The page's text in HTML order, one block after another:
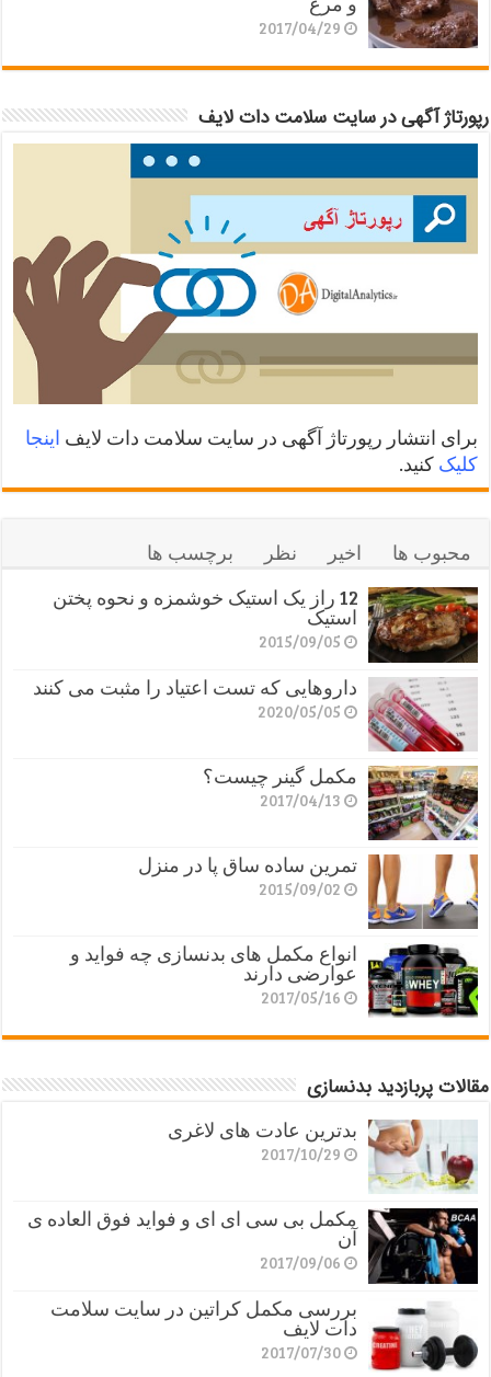
2017/04/29
رپورتاژ آگهی در سایت سلامت دات لایف
برای انتشار رپورتاژ آگهی در سایت سلامت دات لایف اینجا
کلیک کنید.
محبوب ها اخیر نظر
برچسب ها
12 راز یک استیک خوشمزه و نحوه پختن
استیک
2015/09/05
داروهایی که تست اعتیاد را مثبت می کنند
2020/05/05
مکمل گینر چیست؟
2017/04/13
تمرین ساده ساق پا در منزل
2015/09/02
انواع مکمل های بدنسازی چه فواید و
عوارضی دارند
2017/05/16
مقالات پربازدید بدنسازی
بدترین عادت های لاغری
2017/10/29
مکمل بی سی ای ای و فواید فوق العاده ی
آن
2017/09/06
بررسی مکمل کراتین در سایت سلامت
دات لایف
2017/07/30